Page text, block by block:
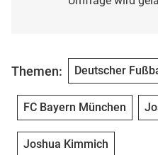
Themen: Deutscher
FC Bayern München
Joshua Kimmich